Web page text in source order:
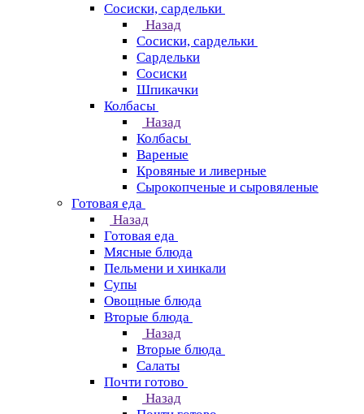
Сосиски, сардельки
Назад
Сосиски, сардельки
Сардельки
Сосиски
Шпикачки
Колбасы
Назад
Колбасы
Вареные
Кровяные и ливерные
Сырокопченые и сыровяленые
Готовая еда
Назад
Готовая еда
Мясные блюда
Пельмени и хинкали
Супы
Овощные блюда
Вторые блюда
Назад
Вторые блюда
Салаты
Почти готово
Назад